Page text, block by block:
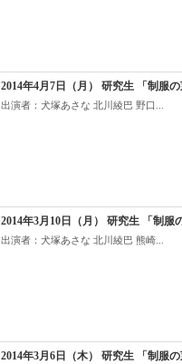
2014年4月7日（月） 研究生 「制服
出演者：犬塚あさな 北川綾巴 野口...
2014年3月10日（月） 研究生 「制服
出演者：犬塚あさな 北川綾巴 熊崎...
2014年3月6日（木） 研究生 「制服